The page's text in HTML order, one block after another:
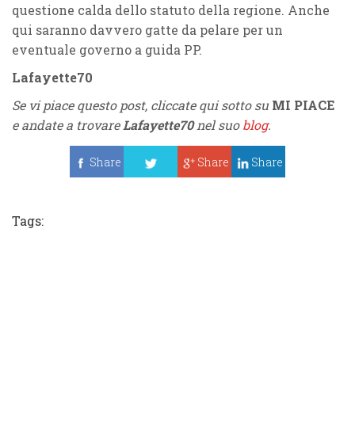
questione calda dello statuto della regione. Anche
qui saranno davvero gatte da pelare per un
eventuale governo a guida PP.
Lafayette70
Se vi piace questo post, cliccate qui sotto su MI PIACE
e andate a trovareLafayette70nel suoblog.
Share
Share Share
Tags: